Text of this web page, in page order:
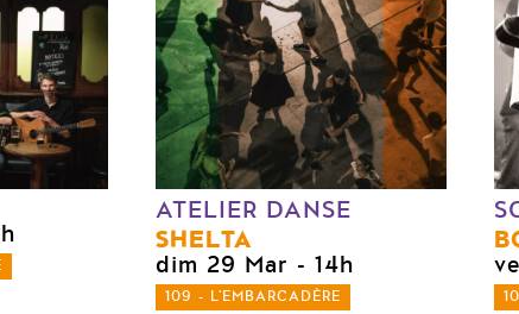
ATELIER DANSE
SHELTA
dim 29 Mar - 14h
109 - L'EMBARCADÈRE